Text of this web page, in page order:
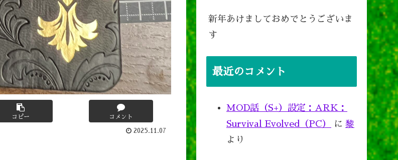
コピー コメント
2025.11.07
新年あけましておめでとうございま
す
最近のコメント
MOD話（S+）設定：ARK：
Survival Evolved（PC）
に 黎
より